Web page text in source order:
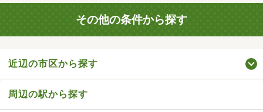
その他の条件から探す
近辺の市区から探す
周辺の駅から探す